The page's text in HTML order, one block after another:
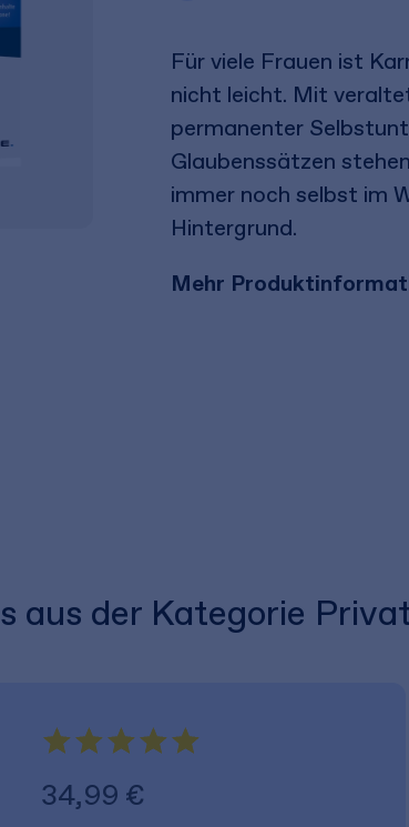
Für viele Frauen ist
nicht leicht. Mit
permanenter
Glaubenssätzen
immer noch selbst im
Hintergrund.
Mehr
aus der Kategorie
34,99 €